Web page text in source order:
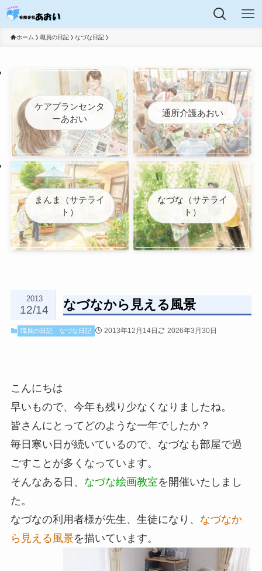
ホーム 職員の日記 なづな日記
ケアプランセンタ
ーあおい
通所介護あおい
まんま（サテライ
ト）
なづな（サテライ
ト）
なづなから見える風景
2013
12/14
職員の日記 なづな日記 2013年12月14日 2026年3月30日
こんにちは
早いもので、今年も残り少なくなりましたね。
皆さんにとってどのような一年でしたか？
毎日寒い日が続いているので、なづなも部屋で過
ごすことが多くなっています。
そんなある日、 なづな絵画教室を開催いたしまし
た。
なづなの利用者様が先生、生徒になり、 なづなか
ら見える風景を描いています。